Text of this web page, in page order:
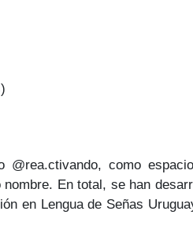
como
En total, se han
en Lengua de Señas